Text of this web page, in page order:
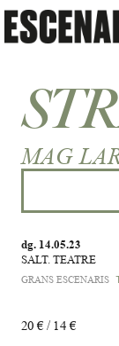
MAG
dg. 14.05.23
SALT. TEATRE
GRANS ESCENARIS
20 € / 14 €